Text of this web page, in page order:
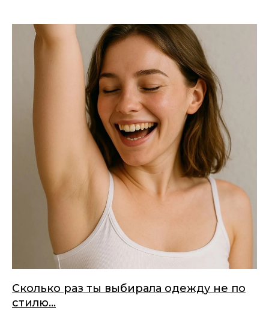
Сколько раз ты выбирала одежду не по
стилю…